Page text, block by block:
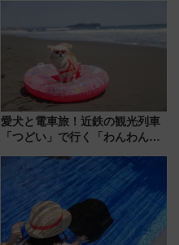
プランもご紹介
愛犬と電車旅！近鉄の観光列車
「つどい」で行く「わんわん列
める日帰りツアー